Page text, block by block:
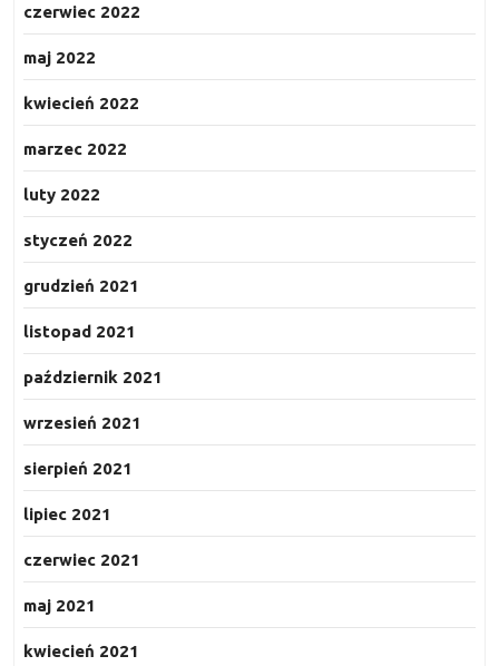
czerwiec 2022
maj 2022
kwiecień 2022
marzec 2022
luty 2022
styczeń 2022
grudzień 2021
listopad 2021
październik 2021
wrzesień 2021
sierpień 2021
lipiec 2021
czerwiec 2021
maj 2021
kwiecień 2021